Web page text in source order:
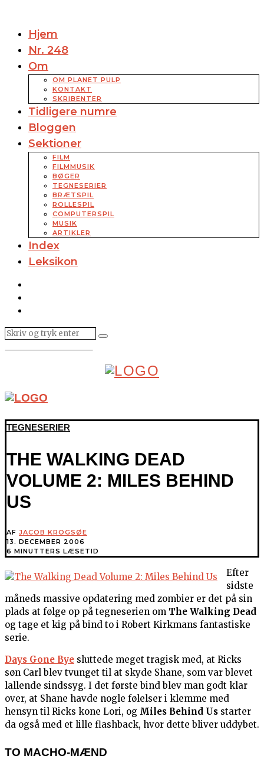
Hjem
Nr. 248
Om
OM PLANET PULP
KONTAKT
SKRIBENTER
Tidligere numre
Bloggen
Sektioner
FILM
FILMMUSIK
BØGER
TEGNESERIER
BRÆTSPIL
ROLLESPIL
COMPUTERSPIL
MUSIK
ARTIKLER
Index
Leksikon
TEGNESERIER
THE WALKING DEAD
VOLUME 2: MILES BEHIND
US
AF JACOB KROGSØE
13. DECEMBER 2006
6 MINUTTERS LÆSETID
Efter
sidste
måneds massive opdatering med zombier er det på sin
plads at følge op på tegneserien om The Walking Dead
og tage et kig på bind to i Robert Kirkmans fantastiske
serie.
Days Gone Bye sluttede meget tragisk med, at Ricks
søn Carl blev tvunget til at skyde Shane, som var blevet
lallende sindssyg. I det første bind blev man godt klar
over, at Shane havde nogle følelser i klemme med
hensyn til Ricks kone Lori, og Miles Behind Us starter
da også med et lille flashback, hvor dette bliver uddybet.
TO MACHO-MÆND